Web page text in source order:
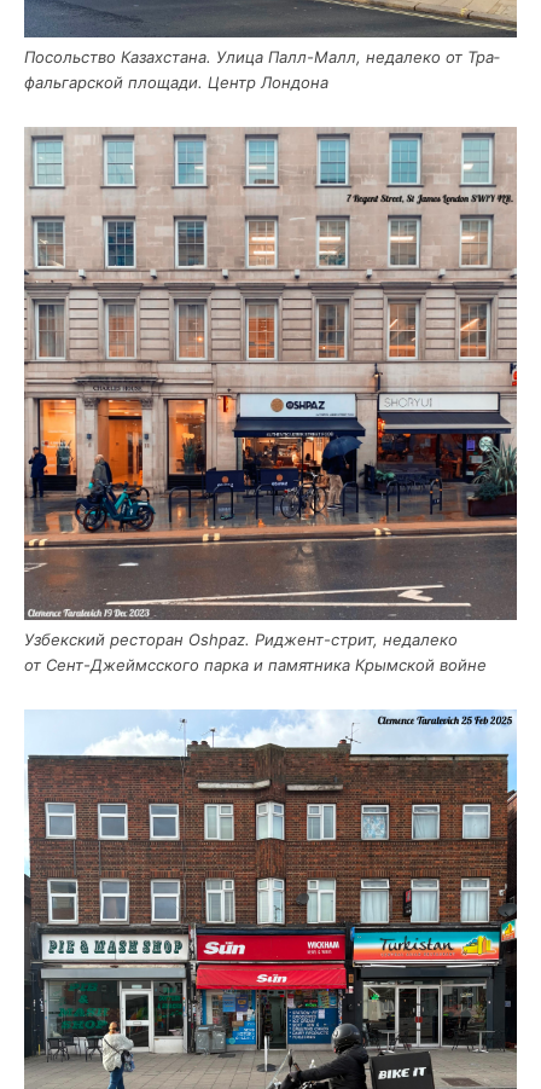
Посоль­ство Казах­ста­на. Ули­ца Палл-Малл, неда­ле­ко от Тра­
фаль­гар­ской пло­ща­ди. Центр Лондона
Узбек­ский ресто­ран Oshpaz. Риджент-стрит, неда­ле­ко
от Сент-Джеймс­ско­го пар­ка и памят­ни­ка Крым­ской войне